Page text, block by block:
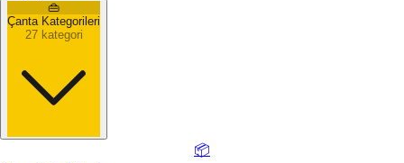
👜
Çanta Kategorileri
27 kategori
📦